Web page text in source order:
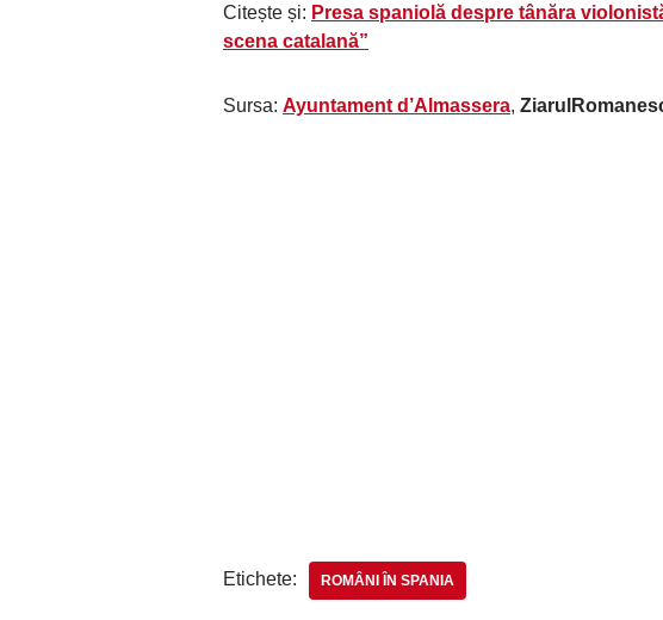
Citește și: Presa spaniolă despre tânăra
scena catalană”
Sursa: Ayuntament d’Almassera,
Etichete: ROMÂNI ÎN SPANIA